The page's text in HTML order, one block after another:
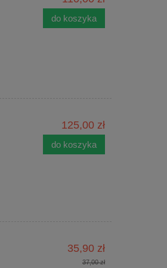
do koszyka
125,00 zł
do koszyka
35,90 zł
37,00 zł